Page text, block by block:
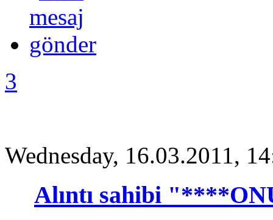
3
Wednesday, 16.03.2011,
Alıntı sahibi